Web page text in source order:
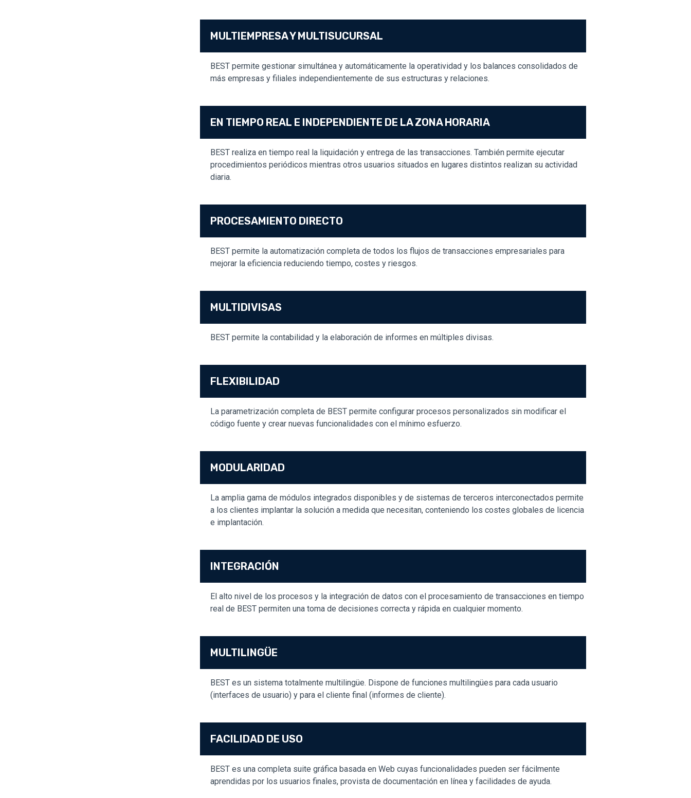
MULTIEMPRESA Y MULTISUCURSAL
BEST permite gestionar simultánea y automáticamente la operatividad y los balances consolidados de
más empresas y filiales independientemente de sus estructuras y relaciones.
EN TIEMPO REAL E INDEPENDIENTE DE LA ZONA HORARIA
BEST realiza en tiempo real la liquidación y entrega de las transacciones. También permite ejecutar
procedimientos periódicos mientras otros usuarios situados en lugares distintos realizan su actividad
diaria.
PROCESAMIENTO DIRECTO
BEST permite la automatización completa de todos los flujos de transacciones empresariales para
mejorar la eficiencia reduciendo tiempo, costes y riesgos.
MULTIDIVISAS
BEST permite la contabilidad y la elaboración de informes en múltiples divisas.
FLEXIBILIDAD
La parametrización completa de BEST permite configurar procesos personalizados sin modificar el
código fuente y crear nuevas funcionalidades con el mínimo esfuerzo.
MODULARIDAD
La amplia gama de módulos integrados disponibles y de sistemas de terceros interconectados permite
a los clientes implantar la solución a medida que necesitan, conteniendo los costes globales de licencia
e implantación.
INTEGRACIÓN
El alto nivel de los procesos y la integración de datos con el procesamiento de transacciones en tiempo
real de BEST permiten una toma de decisiones correcta y rápida en cualquier momento.
MULTILINGÜE
BEST es un sistema totalmente multilingüe. Dispone de funciones multilingües para cada usuario
(interfaces de usuario) y para el cliente final (informes de cliente).
FACILIDAD DE USO
BEST es una completa suite gráfica basada en Web cuyas funcionalidades pueden ser fácilmente
aprendidas por los usuarios finales, provista de documentación en línea y facilidades de ayuda.